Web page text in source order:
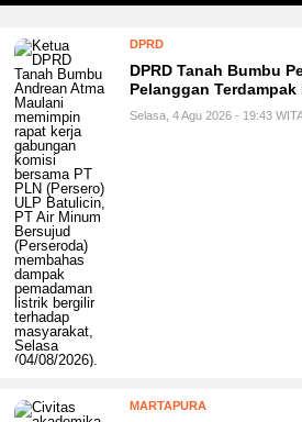
DPRD
DPRD Tanah Bumbu
Pelanggan
Selasa, 4 Agu 2026 - 19:43
MARTAPURA